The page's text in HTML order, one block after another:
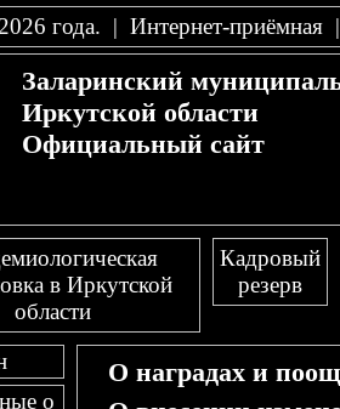
года. | Интернет-приёмная
Заларинский
Иркутской области
Официальный сайт
в Иркутской
области
Кадровый
резерв
о
О наградах и